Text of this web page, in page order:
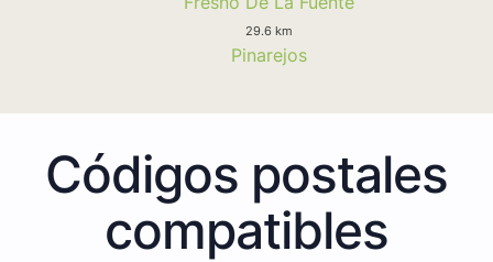
29.6 km
Pinarejos
Códigos postales
compatibles